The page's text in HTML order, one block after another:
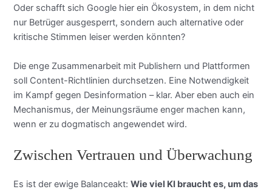
Oder schafft sich Google hier ein Ökosystem, in dem nicht
nur Betrüger ausgesperrt, sondern auch alternative oder
kritische Stimmen leiser werden könnten?
Die enge Zusammenarbeit mit Publishern und Plattformen
soll Content-Richtlinien durchsetzen. Eine Notwendigkeit
im Kampf gegen Desinformation – klar. Aber eben auch ein
Mechanismus, der Meinungsräume enger machen kann,
wenn er zu dogmatisch angewendet wird.
Zwischen Vertrauen und Überwachung
Es ist der ewige Balanceakt:Wie viel KI braucht es, um das